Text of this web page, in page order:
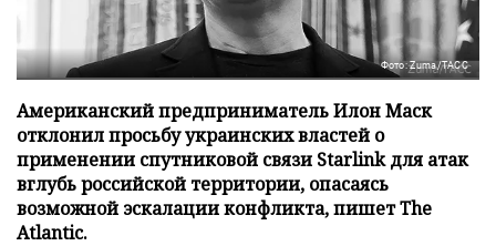
Фото: Zuma/ТАСС
Американский предприниматель Илон Маск
отклонил просьбу украинских властей о
применении спутниковой связи Starlink для атак
вглубь российской территории, опасаясь
возможной эскалации конфликта, пишет The
Atlantic.